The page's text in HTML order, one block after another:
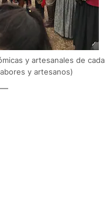
y artesanales de cada
y artesanos)